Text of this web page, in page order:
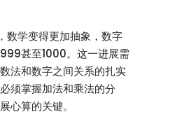
数学变得更加抽象，数字
甚至1000。这一进展需
法和数字之间关系的扎实
须掌握加法和乘法的分
心算的关键。